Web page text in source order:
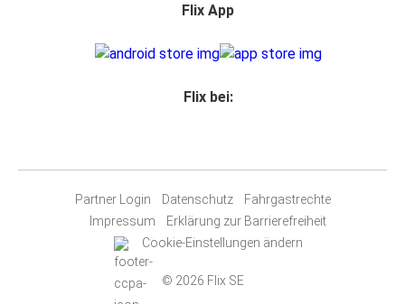
Flix App
Flix bei:
Partner Login Datenschutz
Fahrgastrechte
Impressum
Erklärung zur Barrierefreiheit
Cookie-Einstellungen ändern
© 2026 Flix SE